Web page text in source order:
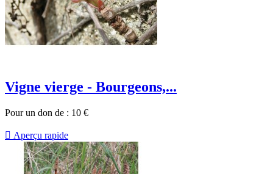
Vigne vierge - Bourgeons,...
Pour un don de : 10 €
 Aperçu rapide